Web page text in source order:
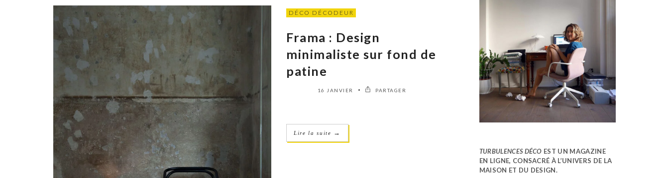
DÉCO DÉCODEUR
Frama : Design
minimaliste sur fond de
patine
16 JANVIER PARTAGER
Lire la suite →
TURBULENCES DÉCO EST UN MAGAZINE
EN LIGNE, CONSACRÉ À L’UNIVERS DE LA
MAISON ET DU DESIGN.